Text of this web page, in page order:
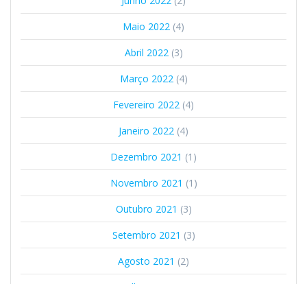
Maio 2022 (4)
Abril 2022(3)
Março 2022(4)
Fevereiro 2022 (4)
Janeiro 2022 (4)
Dezembro 2021 (1)
Novembro 2021 (1)
Outubro 2021 (3)
Setembro 2021 (3)
Agosto 2021 (2)